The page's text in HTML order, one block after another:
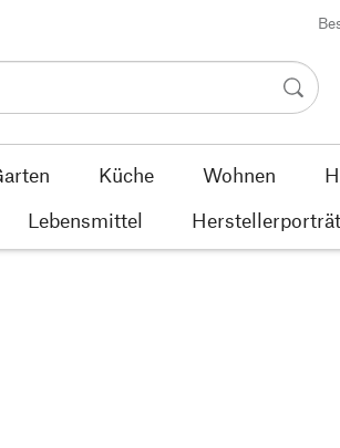
Küche Wohnen
Lebensmittel